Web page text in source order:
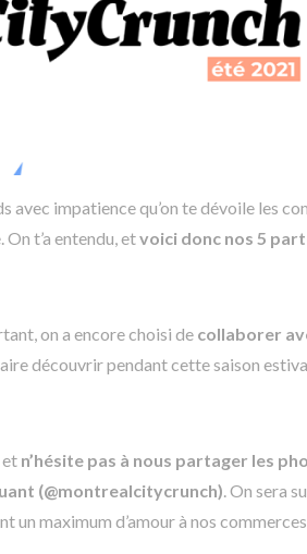
avec impatience qu’on te dévoile les
t’a entendu, etvoici donc nos 5
on a encore choisi de collaborer
découvrir pendant cette saison
et n’hésite pas à nous partager les
(@montrealcitycrunch). On sera
un maximum d’amour à nos